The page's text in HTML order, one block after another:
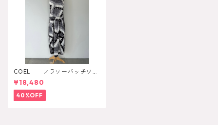
COEL フラワーパッチワー
クプリントワンピース
¥18,480
40%OFF